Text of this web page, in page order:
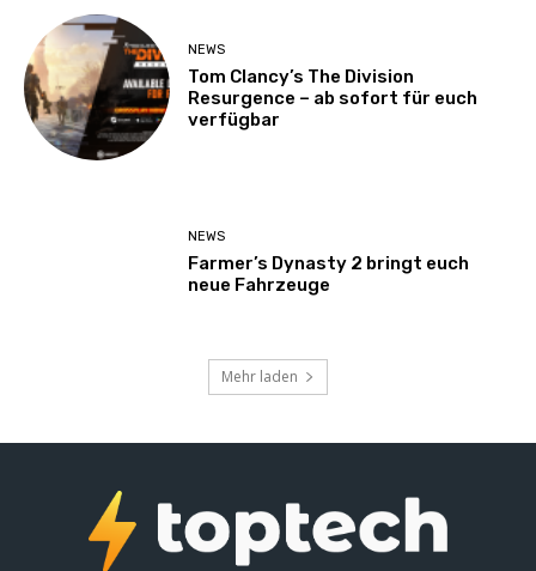
NEWS
Tom Clancy’s The Division
Resurgence – ab sofort für euch
verfügbar
NEWS
Farmer’s Dynasty 2 bringt euch
neue Fahrzeuge
Mehr laden